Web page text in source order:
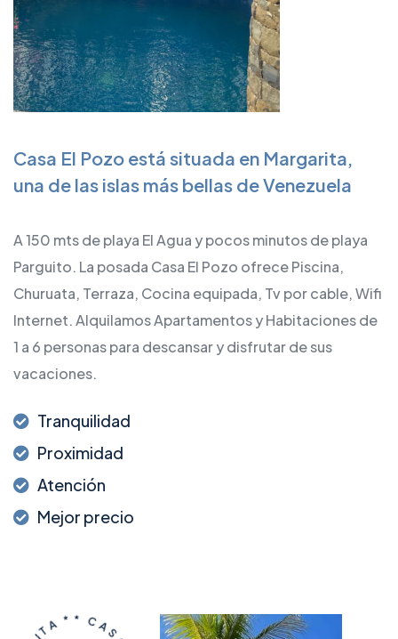
Casa El Pozo está situada en Margarita,
una de las islas más bellas de Venezuela
A 150 mts de playa El Agua y pocos minutos de playa
Parguito. La posada Casa El Pozo ofrece Piscina,
Churuata, Terraza, Cocina equipada, Tv por cable, Wifi
Internet. Alquilamos Apartamentos y Habitaciones de
1 a 6 personas para descansar y disfrutar de sus
vacaciones.
Tranquilidad
Proximidad
Atención
Mejor precio
**
AR ITA